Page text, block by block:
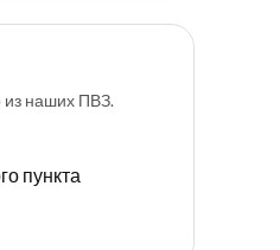
из наших ПВЗ.
пункта